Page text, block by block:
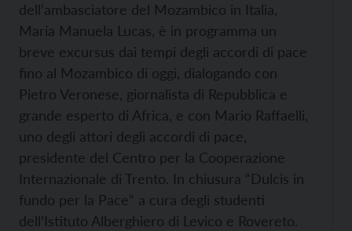
dell’ambasciatore del Mozambico in Italia,
Maria Manuela Lucas, è in programma un
breve excursus dai tempi degli accordi di pace
fino al Mozambico di oggi, dialogando con
Pietro Veronese, giornalista di Repubblica e
grande esperto di Africa, e con Mario Raffaelli,
uno degli attori degli accordi di pace,
presidente del Centro per la Cooperazione
Internazionale di Trento. In chiusura “Dulcis in
fundo per la Pace” a cura degli studenti
dell’Istituto Alberghiero di Levico e Rovereto.